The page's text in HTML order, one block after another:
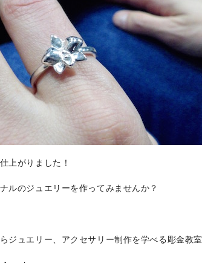
上がりました！
ルのジュエリーを作ってみませんか？
ジュエリー、アクセサリー制作を学べる彫金教室